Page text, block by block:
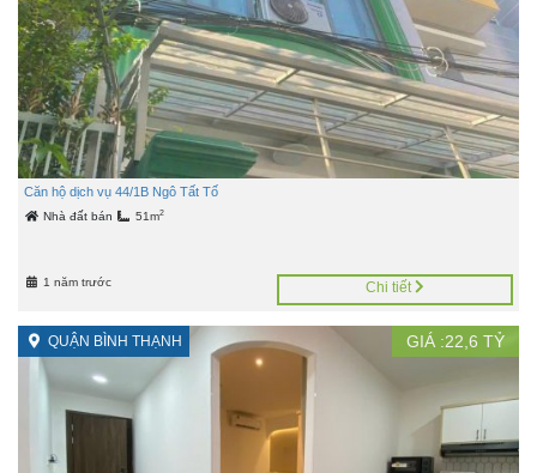
Căn hộ dịch vụ 44/1B Ngô Tất Tố
Nhà đất bán 51m2
1 năm trước Chi tiết
QUẬN BÌNH THẠNH GIÁ :22,6 TỶ